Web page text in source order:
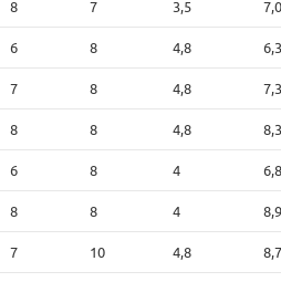
8 7 3,5
6 8 4,8
7 8 4,8
8 8 4,8
6 8 4
8 8 4
7 10 4,8